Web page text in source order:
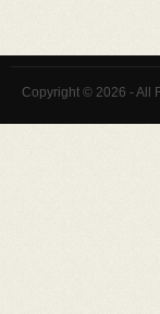
Copyright © 2026 - All